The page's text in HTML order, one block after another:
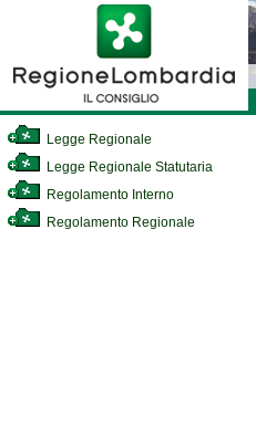
Legge Regionale
Legge Regionale Statutaria
Regolamento Interno
Regolamento Regionale